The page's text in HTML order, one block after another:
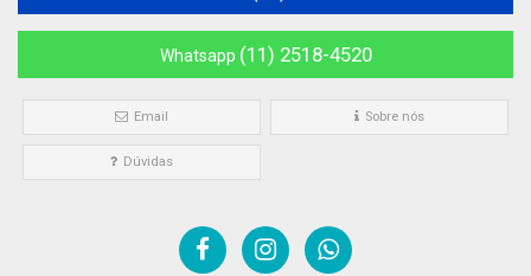
Whatsapp (11) 2518-4520
Email Sobre nós
Dúvidas